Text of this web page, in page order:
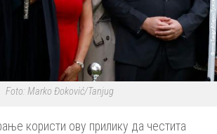
Foto: Marko Đoković/Tanjug
користи ову прилику да честита